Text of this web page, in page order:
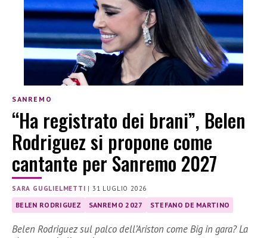
SANREMO
“Ha registrato dei brani”, Belen
Rodriguez si propone come
cantante per Sanremo 2027
SARA GUGLIELMETTI |31 LUGLIO 2026
BELEN RODRIGUEZ SANREMO 2027 STEFANO DE MARTINO
Belen Rodriguez sul palco dell’Ariston come Big in gara? La